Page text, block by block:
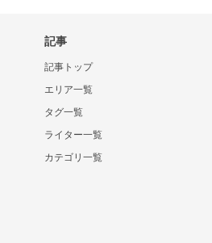
記事
記事トップ
エリア一覧
タグ一覧
ライター一覧
カテゴリ一覧